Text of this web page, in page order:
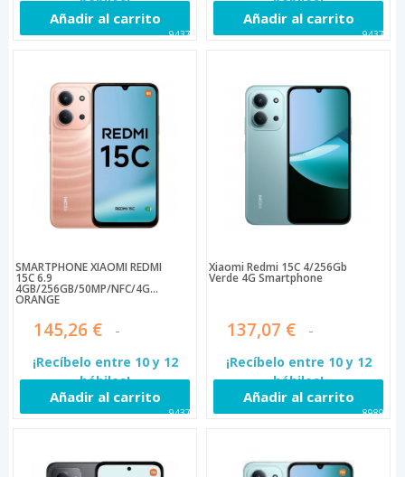
Añadir al carrito
94374
Añadir al carrito
94376
SMARTPHONE XIAOMI REDMI
15C 6.9
4GB/256GB/50MP/NFC/4G
ORANGE
145,26 €
¡Recíbelo entre 10 y 12
hábiles!
Añadir al carrito
94373
Xiaomi Redmi 15C 4/256Gb
Verde 4G Smartphone
137,07 €
¡Recíbelo entre 10 y 12
hábiles!
Añadir al carrito
89898